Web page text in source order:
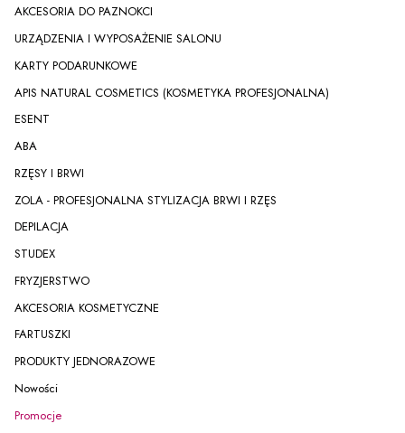
AKCESORIA DO PAZNOKCI
URZĄDZENIA I WYPOSAŻENIE SALONU
KARTY PODARUNKOWE
APIS NATURAL COSMETICS (KOSMETYKA PROFESJONALNA)
ESENT
ABA
RZĘSY I BRWI
ZOLA - PROFESJONALNA STYLIZACJA BRWI I RZĘS
DEPILACJA
STUDEX
FRYZJERSTWO
AKCESORIA KOSMETYCZNE
FARTUSZKI
PRODUKTY JEDNORAZOWE
Nowości
Promocje